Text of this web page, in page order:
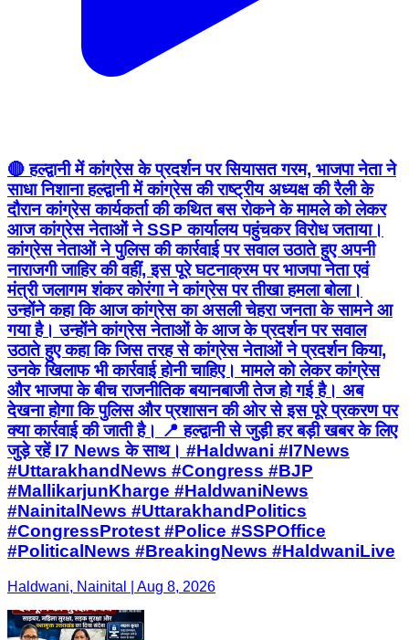
🔴 हल्द्वानी में कांग्रेस के प्रदर्शन पर सियासत गरम, भाजपा नेता ने
साधा निशाना हल्द्वानी में कांग्रेस की राष्ट्रीय अध्यक्ष की रैली के
दौरान कांग्रेस कार्यकर्ता की कथित बस रोकने के मामले को लेकर
आज कांग्रेस नेताओं ने SSP कार्यालय पहुंचकर विरोध जताया।
कांग्रेस नेताओं ने पुलिस की कार्रवाई पर सवाल उठाते हुए अपनी
नाराजगी जाहिर की वहीं, इस पूरे घटनाक्रम पर भाजपा नेता एवं
मंत्री जलागम शंकर कोरंगा ने कांग्रेस पर तीखा हमला बोला।
उन्होंने कहा कि आज कांग्रेस का असली चेहरा जनता के सामने आ
गया है। उन्होंने कांग्रेस नेताओं के आज के प्रदर्शन पर सवाल
उठाते हुए कहा कि जिस तरह से कांग्रेस नेताओं ने प्रदर्शन किया,
उनके खिलाफ भी कार्रवाई होनी चाहिए। मामले को लेकर कांग्रेस
और भाजपा के बीच राजनीतिक बयानबाजी तेज हो गई है। अब
देखना होगा कि पुलिस और प्रशासन की ओर से इस पूरे प्रकरण पर
क्या कार्रवाई की जाती है। 📍 हल्द्वानी से जुड़ी हर बड़ी खबर के लिए
जुड़े रहें I7 News के साथ। #Haldwani #I7News
#UttarakhandNews #Congress #BJP
#MallikarjunKharge #HaldwaniNews
#NainitalNews #UttarakhandPolitics
#CongressProtest #Police #SSPOffice
#PoliticalNews #BreakingNews #HaldwaniLive
Haldwani, Nainital | Aug 8, 2026